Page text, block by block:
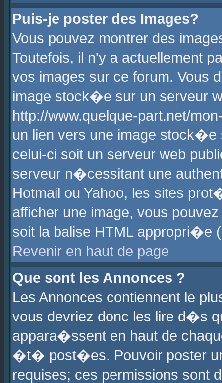
Puis-je poster des Images?
Vous pouvez montrer des
Toutefois, il n'y a actuellement
vos images sur ce forum. Vous
image stock�e sur un serveur
http://www.quelque-part.net/
un lien vers une image
celui-ci soit un serveur web
serveur n�cessitant une
Hotmail ou Yahoo, les sites
afficher une image, vous
soit la balise HTML
Revenir en haut de page
Que sont les Annonces ?
Les Annonces contiennent le
vous devriez donc les lire d�s
appara�ssent en haut de
�t� post�es. Pouvoir poster
requises; ces permissions sont